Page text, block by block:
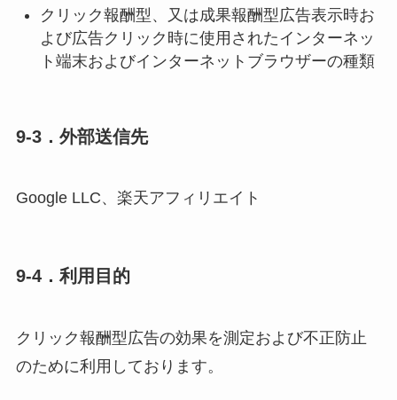
クリック報酬型、又は成果報酬型広告表示時お
よび広告クリック時に使用されたインターネッ
ト端末およびインターネットブラウザーの種類
9-3．外部送信先
Google LLC、楽天アフィリエイト
9-4．利用目的
クリック報酬型広告の効果を測定および不正防止
のために利用しております。